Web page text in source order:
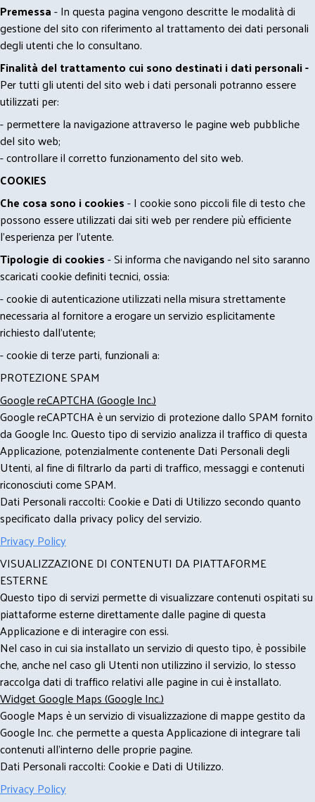
Premessa- In questa pagina vengono descritte le modalità di
gestione del sito con riferimento al trattamento dei dati personali
degli utenti che lo consultano.
Finalità del trattamento cui sono destinati i dati personali -
Per tutti gli utenti del sito web i dati personali potranno essere
utilizzati per:
- permettere la navigazione attraverso le pagine web pubbliche
del sito web;
- controllare il corretto funzionamento del sito web.
COOKIES
Che cosa sono i cookies- I cookie sono piccoli file di testo che
possono essere utilizzati dai siti web per rendere più efficiente
l'esperienza per l'utente.
Tipologie di cookies- Si informa che navigando nel sito saranno
scaricati cookie definiti tecnici, ossia:
- cookie di autenticazione utilizzati nella misura strettamente
necessaria al fornitore a erogare un servizio esplicitamente
richiesto dall'utente;
- cookie di terze parti, funzionali a:
PROTEZIONE SPAM
Google reCAPTCHA (Google Inc.)
Google reCAPTCHA è un servizio di protezione dallo SPAM fornito
da Google Inc. Questo tipo di servizio analizza il traffico di questa
Applicazione, potenzialmente contenente Dati Personali degli
Utenti, al fine di filtrarlo da parti di traffico, messaggi e contenuti
riconosciuti come SPAM.
Dati Personali raccolti: Cookie e Dati di Utilizzo secondo quanto
specificato dalla privacy policy del servizio.
Privacy Policy
VISUALIZZAZIONE DI CONTENUTI DA PIATTAFORME
ESTERNE
Questo tipo di servizi permette di visualizzare contenuti ospitati su
piattaforme esterne direttamente dalle pagine di questa
Applicazione e di interagire con essi.
Nel caso in cui sia installato un servizio di questo tipo, è possibile
che, anche nel caso gli Utenti non utilizzino il servizio, lo stesso
raccolga dati di traffico relativi alle pagine in cui è installato.
Widget Google Maps (Google Inc.)
Google Maps è un servizio di visualizzazione di mappe gestito da
Google Inc. che permette a questa Applicazione di integrare tali
contenuti all'interno delle proprie pagine.
Dati Personali raccolti: Cookie e Dati di Utilizzo.
Privacy Policy